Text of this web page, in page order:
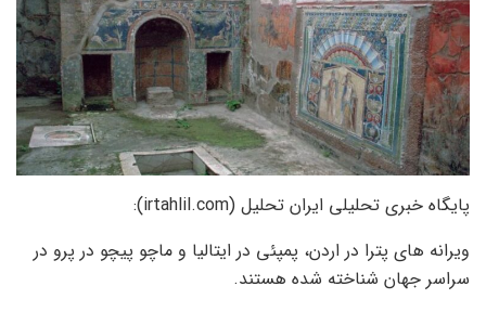
پایگاه خبری تحلیلی ایران تحلیل (irtahlil.com):
ویرانه های پترا در اردن، پمپئی در ایتالیا و ماچو پیچو در پرو در
سراسر جهان شناخته شده هستند.